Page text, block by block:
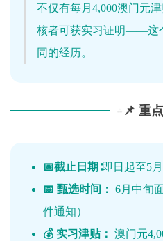
不仅有每月4,000澳门元
核者可获实习证明——这
同的经历。
📌 重
📅截止日期∶即日起至5月
📅 甄选时间： 6月中旬
件通知）
💰 实习津贴： 澳门元